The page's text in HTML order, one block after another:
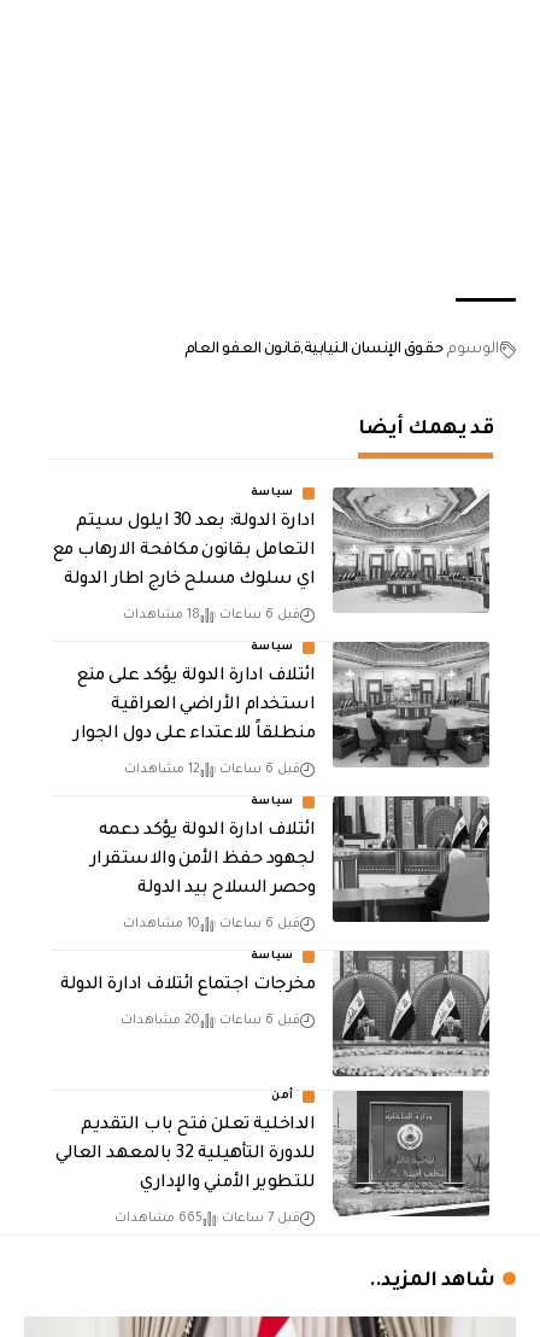
الوسوم حقوق الإنسان النيابيةقانون العفو العام
قد يهمك أيضا
سياسة
ادارة الدولة: بعد 30 ايلول سيتم
التعامل بقانون مكافحة الارهاب مع
اي سلوك مسلح خارج اطار الدولة
قبل 6 ساعات 18 مشاهدات
سياسة
ائتلاف ادارة الدولة يؤكد على منع
استخدام الأراضي العراقية
منطلقاً للاعتداء على دول الجوار
قبل 6 ساعات 12 مشاهدات
سياسة
ائتلاف ادارة الدولة يؤكد دعمه
لجهود حفظ الأمن والاستقرار
وحصر السلاح بيد الدولة
قبل 6 ساعات 10 مشاهدات
سياسة
مخرجات اجتماع ائتلاف ادارة الدولة
قبل 6 ساعات 20 مشاهدات
أمن
الداخلية تعلن فتح باب التقديم
للدورة التأهيلية 32 بالمعهد العالي
للتطوير الأمني والإداري
قبل 7 ساعات 665 مشاهدات
شاهد المزيد..